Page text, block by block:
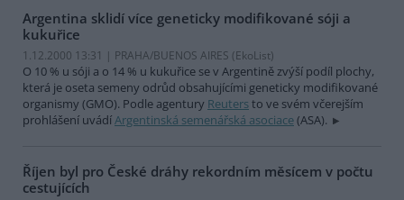
Argentina sklidí více geneticky modifikované sóji a
kukuřice
1.12.2000 13:31 | PRAHA/BUENOS AIRES (EkoList)
O 10 % u sóji a o 14 % u kukuřice se v Argentině zvýší podíl plochy,
která je oseta semeny odrůd obsahujícími geneticky modifikované
organismy (GMO). Podle agentury Reutersto ve svém včerejším
prohlášení uvádíArgentinská semenářská asociace(ASA).
Říjen byl pro České dráhy rekordním měsícem v počtu
cestujících